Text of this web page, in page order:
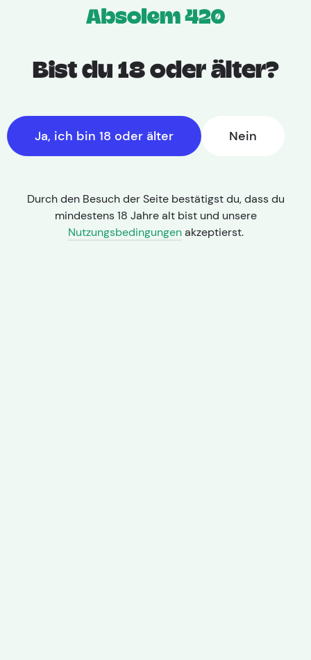
Home Medizinische Cannabis Produkte Hersteller
Ilios Santé
Bist du 18 oder älter?
Ja, ich bin 18 oder älter Nein
Durch den Besuch der Seite bestätigst du, dass du
mindestens 18 Jahre alt bist und unsere
Nutzungsbedingungenakzeptierst.